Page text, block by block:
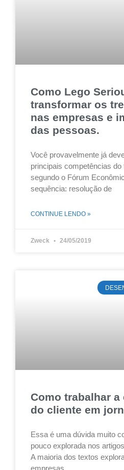
Como Lego
transformar os
nas empresas e
das pessoas.
Você provavelmente já
principais competências do
segundo o Fórum
sequência: resolução de
CONTINUE LENDO »
Zweck 24/05/2019
Como trabalhar
do cliente em
Essa é uma dúvida muito
pouco explorada nos
A maioria dos textos